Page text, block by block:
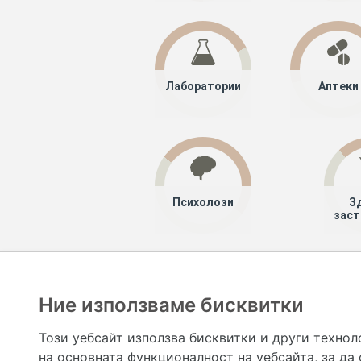
Лаборатории Аптеки
Психолози
предназначена да служи само и единствено за
допълване на данните и за коригиране на
Ние използваме бисквитки
Този уебсайт използва бисквитки и други
на основната функционалност на уебсайта, за да